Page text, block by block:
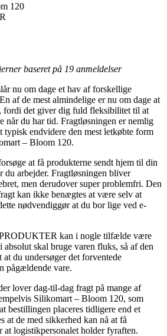
120
baseret på 19 anmeldelser
nu om dage et hav af forskellige
af de mest almindelige er nu om dage at
fordi det giver dig fuld fleksibilitet til at
når du har tid. Fragtløsningen er nemlig
endvidere den mest letkøbte form
– Bloom 120.
at få produkterne sendt hjem til din
du arbejder. Fragtløsningen bliver
men derudover super problemfri. Den
kan ikke benægtes at være selv at
nødvendiggør at du bor lige ved e-
kan i nogle tilfælde være
skal bruge varen fluks, så af den
du undersøger det forventede
pågældende vare.
lover dag-til-dag fragt på mange af
Silikomart – Bloom 120, som
bestillingen placeres tidligere end et
at de med sikkerhed kan nå at få
at logistikpersonalet holder fyraften.